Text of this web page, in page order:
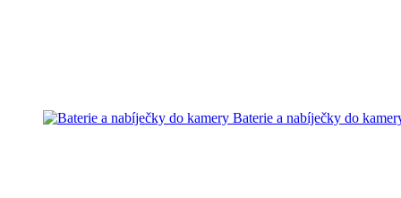
Baterie a nabíječky do